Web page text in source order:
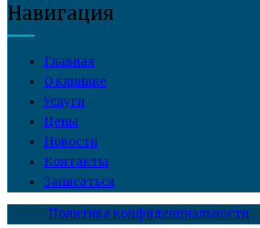
Навигация
Главная
О клинике
Услуги
Цены
Новости
Контакты
Записаться
Политика конфиденциальности